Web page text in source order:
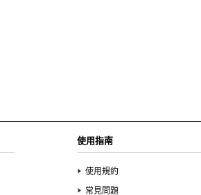
使用指南
使用規約
常見問題